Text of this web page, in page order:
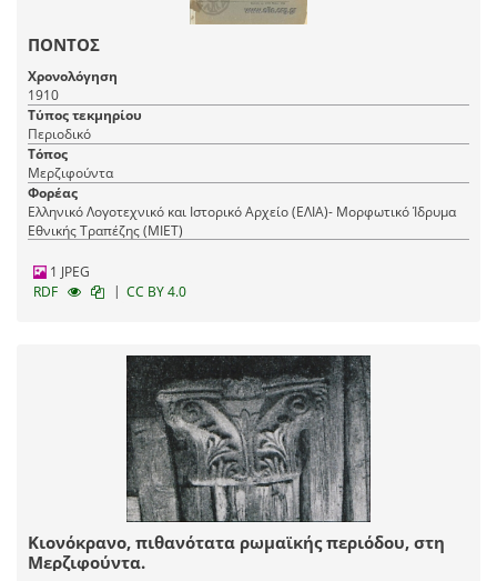
ΠΟΝΤΟΣ
Χρονολόγηση
1910
Τύπος τεκμηρίου
Περιοδικό
Τόπος
Μερζιφούντα
Φορέας
Ελληνικό Λογοτεχνικό και Ιστορικό Αρχείο (ΕΛΙΑ)- Μορφωτικό Ίδρυμα
Εθνικής Τραπέζης (ΜΙΕΤ)
1 JPEG
RDF
| CC BY 4.0
Κιονόκρανο, πιθανότατα ρωμαϊκής περιόδου, στη
Μερζιφούντα.